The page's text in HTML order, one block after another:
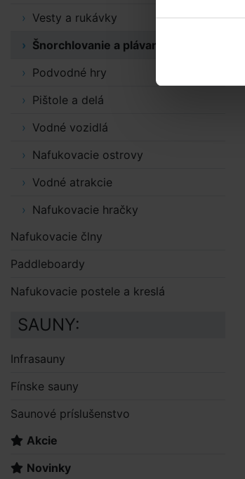
Vesty a rukávky
Šnorchlovanie a plávanie
Podvodné hry
Pištole a delá
Vodné vozidlá
Nafukovacie ostrovy
Vodné atrakcie
Nafukovacie hračky
Nafukovacie člny
Paddleboardy
Nafukovacie postele a kreslá
SAUNY:
Infrasauny
Fínske sauny
Saunové príslušenstvo
Akcie
Novinky